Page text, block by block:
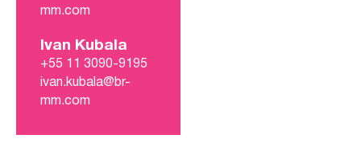
mm.com
Ivan Kubala
+55 11 3090-9195
ivan.kubala@br-
mm.com